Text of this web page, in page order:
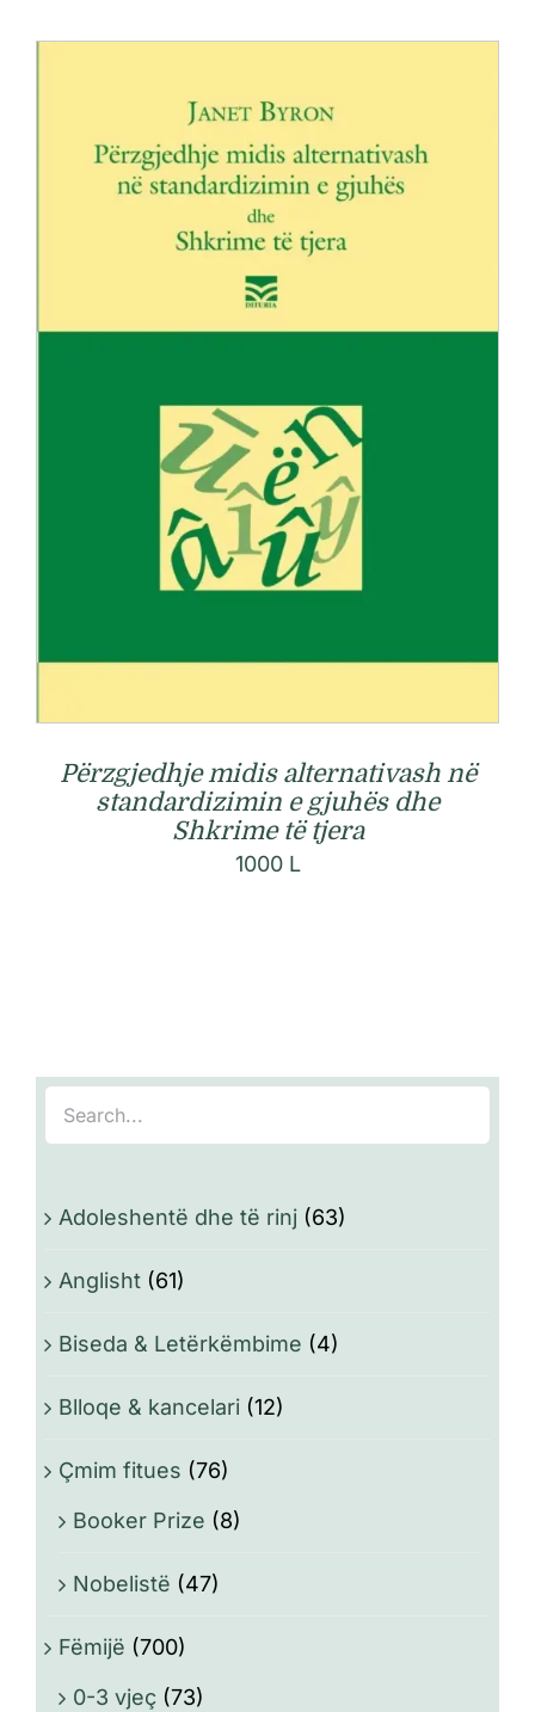
Ditarë
Evente
Blog
Përzgjedhje midis alternativash në
standardizimin e gjuhës dhe
Shkrime të tjera
1000 L
Adoleshentë dhe të rinj (63)
Anglisht (61)
Biseda & Letërkëmbime (4)
Blloqe & kancelari (12)
Çmim fitues (76)
Booker Prize (8)
Nobelistë (47)
Fëmijë (700)
0-3 vjeç (73)